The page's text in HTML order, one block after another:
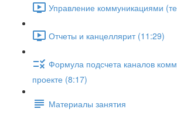
Управление коммуникациями
Отчеты и канцеллярит (11:29)
Формула подсчета каналов
проекте (8:17)
Материалы занятия